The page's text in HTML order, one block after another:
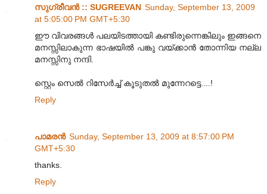
സുഗ്രീവന്‍ :: SUGREEVAN Sunday, September 13, 2009
at 5:05:00 PM GMT+5:30
ഈ വിവരങ്ങള്‍ പലയിടത്തായി കണ്ടിരുന്നെങ്കിലും ഇങ്ങനെ
മനസ്സിലാകുന്ന ഭാഷയില്‍ പങ്കു വയ്ക്കാന്‍ തോന്നിയ നല്ല
മനസ്സിനു നന്ദി.
സ്റ്റെം സെല്‍ റിസേര്‍ച്ച് കൂടുതല്‍ മുന്നേറട്ടെ....!
Reply
പാമരന്‍ Sunday, September 13, 2009 at 8:57:00 PM
GMT+5:30
thanks.
Reply